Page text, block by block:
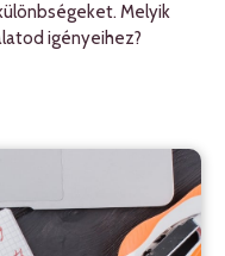
Melyik
igényeihez?